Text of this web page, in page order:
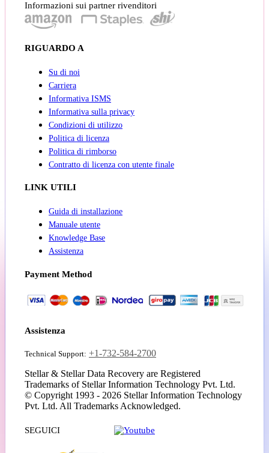
Informazioni sui partner rivenditori
RIGUARDO A
Su di noi
Carriera
Informativa ISMS
Informativa sulla privacy
Condizioni di utilizzo
Politica di licenza
Politica di rimborso
Contratto di licenza con utente finale
LINK UTILI
Guida di installazione
Manuale utente
Knowledge Base
Assistenza
Payment Method
Assistenza
Technical Support: +1-732-584-2700
Stellar & Stellar Data Recovery are Registered
Trademarks of Stellar Information Technology Pvt. Ltd.
© Copyright 1993 - 2026 Stellar Information Technology
Pvt. Ltd. All Trademarks Acknowledged.
SEGUICI